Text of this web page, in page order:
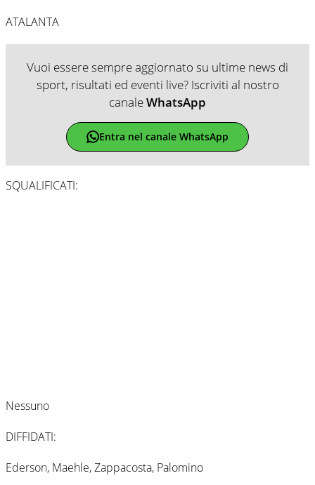
ATALANTA
Vuoi essere sempre aggiornato su ultime news di
sport, risultati ed eventi live? Iscriviti al nostro
canaleWhatsApp
Entra nel canale WhatsApp
SQUALIFICATI:
Nessuno
DIFFIDATI:
Ederson, Maehle, Zappacosta, Palomino